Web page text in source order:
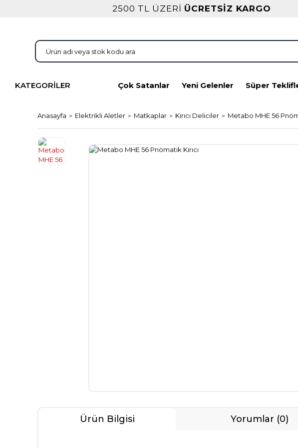
2500 TL ÜZERİ ÜCRETSİZ KARGO
KATEGORİLER Çok Satanlar Yeni Gelenler Süper
Anasayfa Elektrikli Aletler Matkaplar Kırıcı Deliciler Metabo MHE 56
Ürün Bilgisi Yorumlar (0)